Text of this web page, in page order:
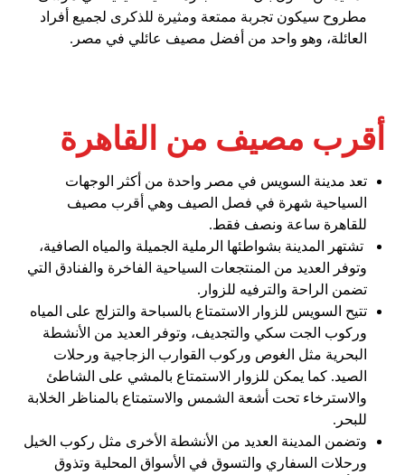
مطروح سيكون تجربة ممتعة ومثيرة للذكرى لجميع أفراد
العائلة، وهو واحد من أفضل مصيف عائلي في مصر.
أقرب مصيف من القاهرة
تعد مدينة السويس في مصر واحدة من أكثر الوجهات
السياحية شهرة في فصل الصيف وهي أقرب مصيف
للقاهرة ساعة ونصف فقط.
تشتهر المدينة بشواطئها الرملية الجميلة والمياه الصافية،
وتوفر العديد من المنتجعات السياحية الفاخرة والفنادق التي
تضمن الراحة والترفيه للزوار.
تتيح السويس للزوار الاستمتاع بالسباحة والتزلج على المياه
وركوب الجت سكي والتجديف، وتوفر العديد من الأنشطة
البحرية مثل الغوص وركوب القوارب الزجاجية ورحلات
الصيد. كما يمكن للزوار الاستمتاع بالمشي على الشاطئ
والاسترخاء تحت أشعة الشمس والاستمتاع بالمناظر الخلابة
للبحر.
وتضمن المدينة العديد من الأنشطة الأخرى مثل ركوب الخيل
ورحلات السفاري والتسوق في الأسواق المحلية وتذوق